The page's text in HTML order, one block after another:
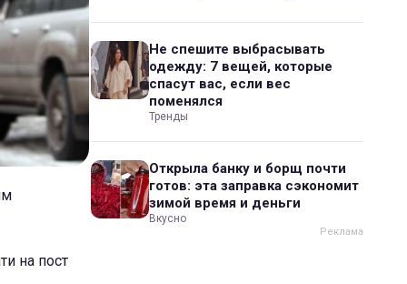
на пост
Не спешите выбрасывать
одежду: 7 вещей, которые
спасут вас, если вес
поменялся
Тренды
Открыла банку и борщ почти
готов: эта заправка сэкономит
зимой время и деньги
Вкусно